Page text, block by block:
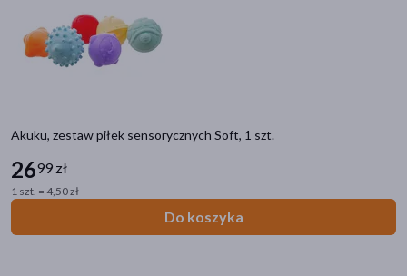
Akuku, zestaw piłek sensorycznych Soft, 1 szt.
2699 zł
1 szt. = 4,50 zł
Do koszyka